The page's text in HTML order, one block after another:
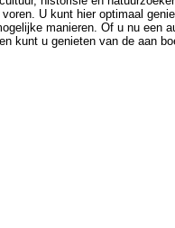
U kunt hier optimaal
manieren. Of u nu een
kunt u genieten van de aan